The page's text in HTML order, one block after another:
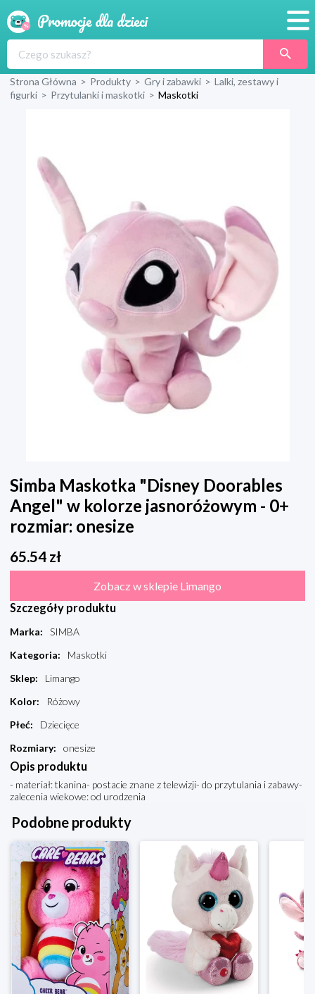
Produkty
Strona Główna > Produkty > Gry i zabawki > Lalki, zestawy i
figurki > Przytulanki i maskotki > Maskotki
Simba Maskotka "Disney Doorables
Angel" w kolorze jasnoróżowym - 0+
rozmiar: onesize
65.54 zł
Zobacz w sklepie Limango
Szczegóły produktu
Marka:
SIMBA
Kategoria:
Maskotki
Sklep:
Limango
Kolor:
Różowy
Płeć:
Dziecięce
Rozmiary: onesize
Opis produktu
- materiał: tkanina- postacie znane z telewizji- do przytulania i zabawy-
zalecenia wiekowe: od urodzenia
Podobne produkty